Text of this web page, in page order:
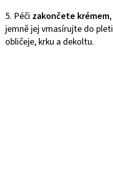
5. Péči zakončete krémem,
jemně jej vmasírujte do pleti
obličeje, krku a dekoltu.